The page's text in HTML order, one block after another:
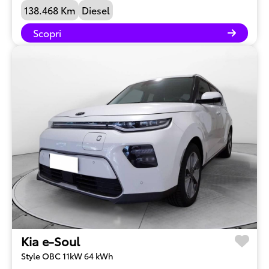
138.468 Km Diesel
Scopri
Kia e-Soul
Style OBC 11kW 64 kWh